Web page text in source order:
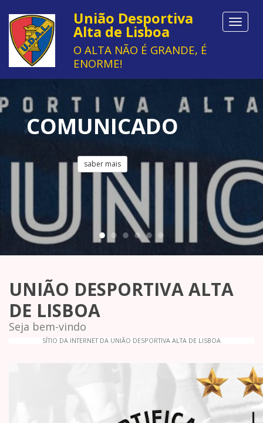
Toggle
União Desportiva
Alta de Lisboa
O ALTA NÃO É GRANDE, É
ENORME!
ENTIDADE
FORMADORA 3
ESTRELAS
saber mais
UNIÃO DESPORTIVA ALTA
DE LISBOA
Seja bem-vindo
SÍTIO DA INTERNET DA UNIÃO DESPORTIVA ALTA DE LISBOA